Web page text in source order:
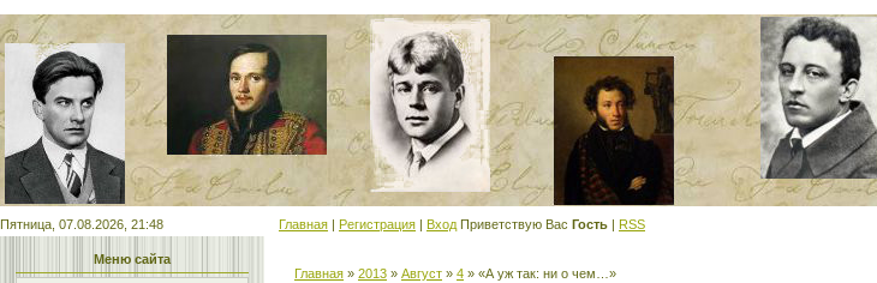
Пятница, 07.08.2026, 21:48 Главная | Регистрация | Вход Приветствую Вас Гость | RSS
Меню сайта
Главная » 2013 » Август » 4 » «А уж так: ни о чем…»